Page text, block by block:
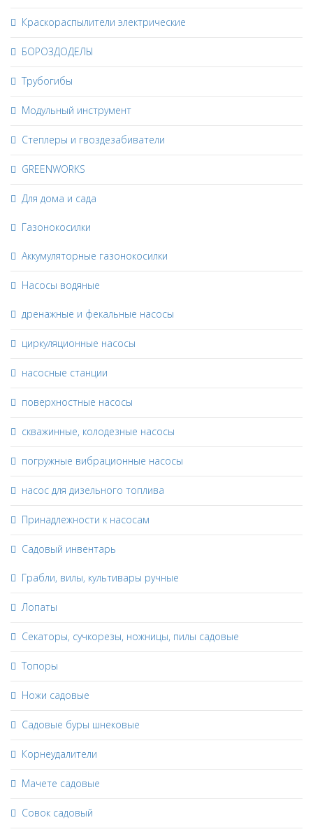
Краскораспылители электрические
БОРОЗДОДЕЛЫ
Трубогибы
Модульный инструмент
Степлеры и гвоздезабиватели
GREENWORKS
Для дома и сада
Газонокосилки
Аккумуляторные газонокосилки
Насосы водяные
дренажные и фекальные насосы
циркуляционные насосы
насосные станции
поверхностные насосы
скважинные, колодезные насосы
погружные вибрационные насосы
насос для дизельного топлива
Принадлежности к насосам
Садовый инвентарь
Грабли, вилы, культивары ручные
Лопаты
Секаторы, сучкорезы, ножницы, пилы садовые
Топоры
Ножи садовые
Садовые буры шнековые
Корнеудалители
Мачете садовые
Совок садовый